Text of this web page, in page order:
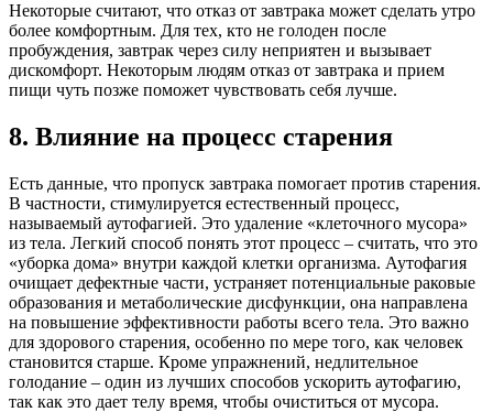
Некоторые считают, что отказ от завтрака может сделать утро
более комфортным. Для тех, кто не голоден после
пробуждения, завтрак через силу неприятен и вызывает
дискомфорт. Некоторым людям отказ от завтрака и прием
пищи чуть позже поможет чувствовать себя лучше.
8. Влияние на процесс старения
Есть данные, что пропуск завтрака помогает против старения.
В частности, стимулируется естественный процесс,
называемый аутофагией. Это удаление «клеточного мусора»
из тела. Легкий способ понять этот процесс – считать, что это
«уборка дома» внутри каждой клетки организма. Аутофагия
очищает дефектные части, устраняет потенциальные раковые
образования и метаболические дисфункции, она направлена
на повышение эффективности работы всего тела. Это важно
для здорового старения, особенно по мере того, как человек
становится старше. Кроме упражнений, недлительное
голодание – один из лучших способов ускорить аутофагию,
так как это дает телу время, чтобы очиститься от мусора.